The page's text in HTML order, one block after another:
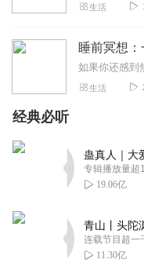
生活
生活
经典必听
专辑播放量超
19.06亿
连载节目超一
11.30亿